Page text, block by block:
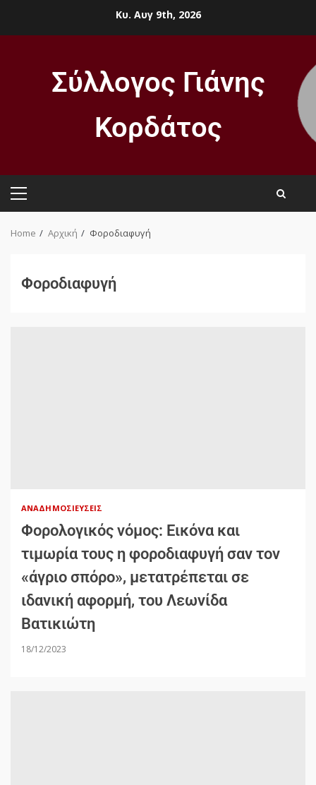
Κυ. Αυγ 9th, 2026
Σύλλογος Γιάνης
Κορδάτος
Home Αρχική Φοροδιαφυγή
Φοροδιαφυγή
ΑΝΑΔΗΜΟΣΙΕΎΣΕΙΣ
Φορολογικός νόμος: Εικόνα και
τιμωρία τους η φοροδιαφυγή σαν τον
«άγριο σπόρο», μετατρέπεται σε
ιδανική αφορμή, του Λεωνίδα
Βατικιώτη
18/12/2023